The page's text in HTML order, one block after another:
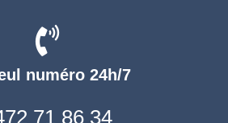
numéro 24h/7
71 86 34